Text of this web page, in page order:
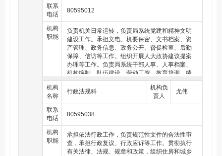
控制等专业（项）规划。对有关国民经济和社会发展规
划、城乡总体规划、国土空间规划中的涉水内容提出意见
建议，组织开展重大建设项目的水资源、防洪、水土保持
论证评价工作。
（二十）负责保障水资源的合理开发利用。负责生活、生
产经营和生态环境用水的统筹和保障。组织实施最严格水
资源管理制度，实施水资源的统一监督管理。拟订全区水
中长期供求规划、水量分配方案并监督实施。负责区域以
及重大调水活水工程的水资源调度。组织实施取水许可、
水资源论证制度，指导开展水资源有偿使用和再生水等非
常规水源开发利用工作。
（二十一）负责水资源保护工作。组织编制并实施水资源
保护规划。指导饮用水水源保护有关工作，按规定核准饮
用水源地设置。指导地下水开发利用和地下水资源管理保
护。对河湖和地下水实施监测。按规定组织开展水资源、
水能资源调查评价和水资源承载能力监测预警工作。
联系
电话
80595012
机构
职能
负责机关日常运转，负责局系统党建和精神文明
建设工作。承担文电、机要保密、文书档案、资
产管理、政务信息、政务公开、督促检查、后勤
保障、信访等工作。组织开展人大政协建议提案
办理等工作。负责局系统干部人事、人事档案、
机构编制、队伍建设、劳动工资、教育培训、绩
效管理、离退休干部、人才队伍建设等工作。负
责编制和实施部门年度财政预算并监督执行；负
责机关及所属单位财务管理、内部审计、国有资
水利、人防等行业信息化管理及大数据整合共享
工作，负责组织信息系统软硬件设备建设维护及
网络安全管理工作。承担综合性文稿的起草工
作；负责对重点工作和领导交办的重要事项进行
督查、督办。
机构
名称
行政法规科
机构负
责人
尤伟
联系
电话
80595038
机构
职能
承担依法行政工作，负责规范性文件的合法性审
查，承担行政复议、行政应诉等工作。贯彻执行
有关法律、法规、规章和政策，组织住房和城乡